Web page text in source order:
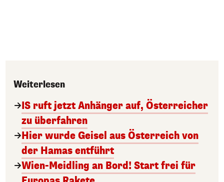
Weiterlesen
IS ruft jetzt Anhänger auf, Österreicher
zu überfahren
Hier wurde Geisel aus Österreich von
der Hamas entführt
Wien-Meidling an Bord! Start frei für